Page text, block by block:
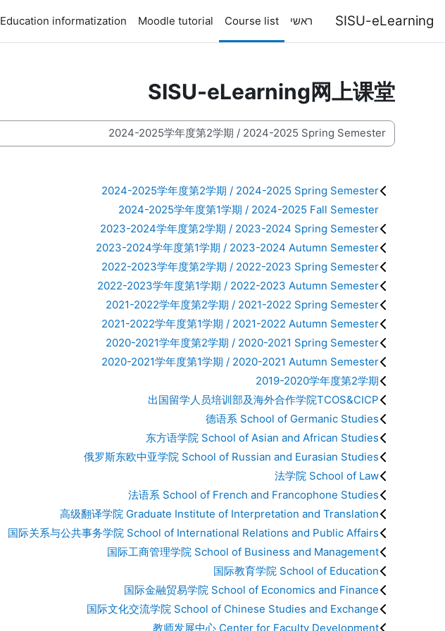
SISU-eLearning ראשי Course list
Moodle tutorial
Education informatization
SISU-eLearning网上课堂
קטגוריות קורסים
2024-2025学年度第2学期 / 2024-2025 Spring Semester
2024-2025学年度第1学期 / 2024-2025 Fall Semester
2023-2024学年度第2学期 / 2023-2024 Spring Semester
2023-2024学年度第1学期 / 2023-2024 Autumn Semester
2022-2023学年度第2学期 / 2022-2023 Spring Semester
2022-2023学年度第1学期 / 2022-2023 Autumn Semester
2021-2022学年度第2学期 / 2021-2022 Spring Semester
2021-2022学年度第1学期 / 2021-2022 Autumn Semester
2020-2021学年度第2学期 / 2020-2021 Spring Semester
2020-2021学年度第1学期 / 2020-2021 Autumn Semester
2019-2020学年度第2学期
出国留学人员培训部及海外合作学院TCOS&CICP
德语系 School of Germanic Studies
东方语学院 School of Asian and African Studies
俄罗斯东欧中亚学院 School of Russian and Eurasian Studies
法学院 School of Law
法语系 School of French and Francophone Studies
高级翻译学院 Graduate Institute of Interpretation and Translation
国际关系与公共事务学院 School of International Relations and Public Affairs
国际工商管理学院 School of Business and Management
国际教育学院 School of Education
国际金融贸易学院 School of Economics and Finance
国际文化交流学院 School of Chinese Studies and Exchange
教师发展中心 Center for Faculty Development